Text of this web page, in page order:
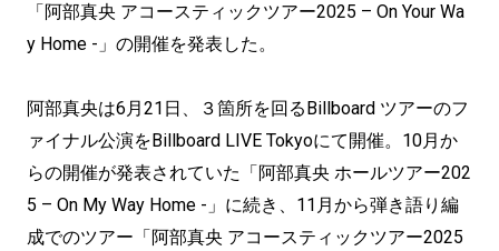
「阿部真央 アコースティックツアー2025 – On Your Wa
y Home -」の開催を発表した。
阿部真央は6月21日、３箇所を回るBillboard ツアーのフ
ァイナル公演をBillboard LIVE Tokyoにて開催。10月か
らの開催が発表されていた「阿部真央 ホールツアー202
5 – On My Way Home -」に続き、11月から弾き語り編
成でのツアー「阿部真央 アコースティックツアー2025